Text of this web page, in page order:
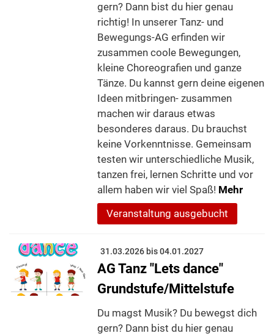
gern? Dann bist du hier genau
richtig! In unserer Tanz- und
Bewegungs-AG erfinden wir
zusammen coole Bewegungen,
kleine Choreografien und ganze
Tänze. Du kannst gern deine eigenen
Ideen mitbringen- zusammen
machen wir daraus etwas
besonderes daraus. Du brauchst
keine Vorkenntnisse. Gemeinsam
testen wir unterschiedliche Musik,
tanzen frei, lernen Schritte und vor
allem haben wir viel Spaß! Mehr
Veranstaltung ausgebucht
31.03.2026 bis 04.01.2027
AG Tanz "Lets dance"
Grundstufe/Mittelstufe
Du magst Musik? Du bewegst dich
gern? Dann bist du hier genau